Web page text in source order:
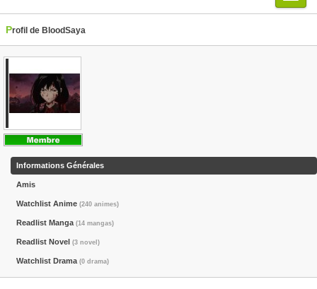
Profil de BloodSaya
Informations Générales
Amis
Watchlist Anime (240 animes)
Readlist Manga (14 mangas)
Readlist Novel (3 novel)
Watchlist Drama (0 drama)